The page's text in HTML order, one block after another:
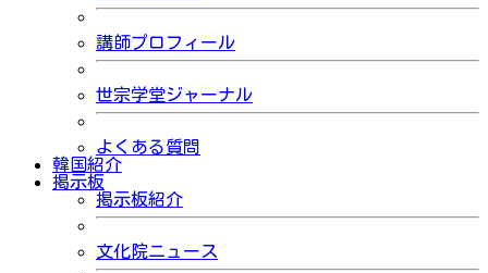
講師プロフィール
世宗学堂ジャーナル
よくある質問
韓国紹介
掲示板
掲示板紹介
文化院ニュース